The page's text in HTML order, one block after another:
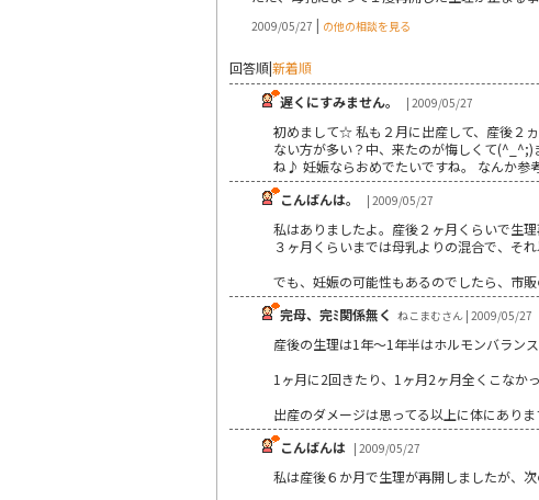
2009/05/27 | の他の相談を見る
回答順|新着順
遅くにすみません。
| 2009/05/27
初めまして☆ 私も２月に出産して、産後２
ない方が多い？中、来たのが悔しくて(^_^;)
ね♪ 妊娠ならおめでたいですね。 なんか参
こんばんは。
| 2009/05/27
私はありましたよ。産後２ヶ月くらいで生
３ヶ月くらいまでは母乳よりの混合で、そ
でも、妊娠の可能性もあるのでしたら、市
完母、完ﾐ関係無く ねこまむさん | 2009/05/27
産後の生理は1年～1年半はホルモンバラン
1ヶ月に2回きたり、1ヶ月2ヶ月全くこなか
出産のダメージは思ってる以上に体にありま
こんばんは | 2009/05/27
私は産後６か月で生理が再開しましたが、